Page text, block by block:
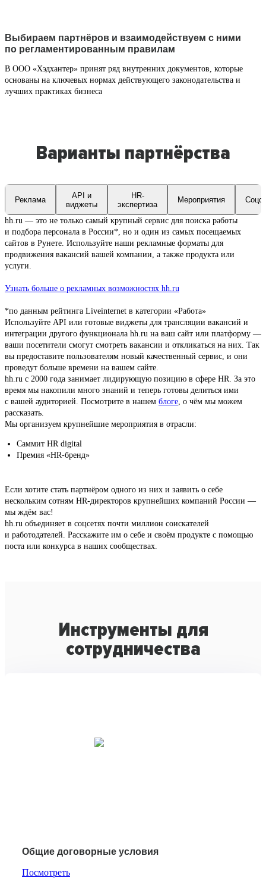
Выбираем партнёров и взаимодействуем с ними
по регламентированным правилам
В ООО «Хэдхантер» принят ряд внутренних документов, которые
основаны на ключевых нормах действующего законодательства и
лучших практиках бизнеса
Варианты партнёрства
Реклама
API и
виджеты
HR-
экспертиза
Мероприятия
hh.ru — это не только самый крупный сервис для поиска работы
и подбора персонала в России*, но и один из самых посещаемых
сайтов в Рунете. Используйте наши рекламные форматы для
продвижения вакансий вашей компании, а также продукта или
услуги.
Узнать больше о рекламных возможностях hh.ru
*по данным рейтинга Liveinternet в категории «Работа»
Используйте API или готовые виджеты для трансляции вакансий и
интеграции другого функционала hh.ru на ваш сайт или платформу —
ваши посетители смогут смотреть вакансии и откликаться на них. Так
вы предоставите пользователям новый качественный сервис, и они
проведут больше времени на вашем сайте.
hh.ru с 2000 года занимает лидирующую позицию в сфере HR. За это
время мы накопили много знаний и теперь готовы делиться ими
с вашей аудиторией. Посмотрите в нашем блоге , о чём мы можем
рассказать.
Мы организуем крупнейшие мероприятия в отрасли:
Саммит HR digital
Премия «HR-бренд»
Если хотите стать партнёром одного из них и заявить о себе
нескольким сотням HR-директоров крупнейших компаний России —
мы ждём вас!
hh.ru объединяет в соцсетях почти миллион соискателей
и работодателей. Расскажите им о себе и своём продукте с помощью
поста или конкурса в наших сообществах.
Инструменты для
сотрудничества
Общие договорные условия
Посмотреть